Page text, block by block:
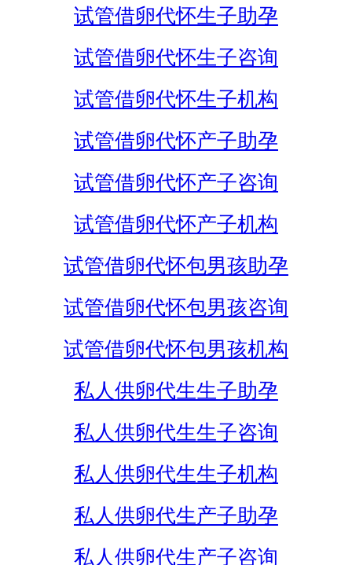
试管借卵代怀生子助孕
试管借卵代怀生子咨询
试管借卵代怀生子机构
试管借卵代怀产子助孕
试管借卵代怀产子咨询
试管借卵代怀产子机构
试管借卵代怀包男孩助孕
试管借卵代怀包男孩咨询
试管借卵代怀包男孩机构
私人供卵代生生子助孕
私人供卵代生生子咨询
私人供卵代生生子机构
私人供卵代生产子助孕
私人供卵代生产子咨询